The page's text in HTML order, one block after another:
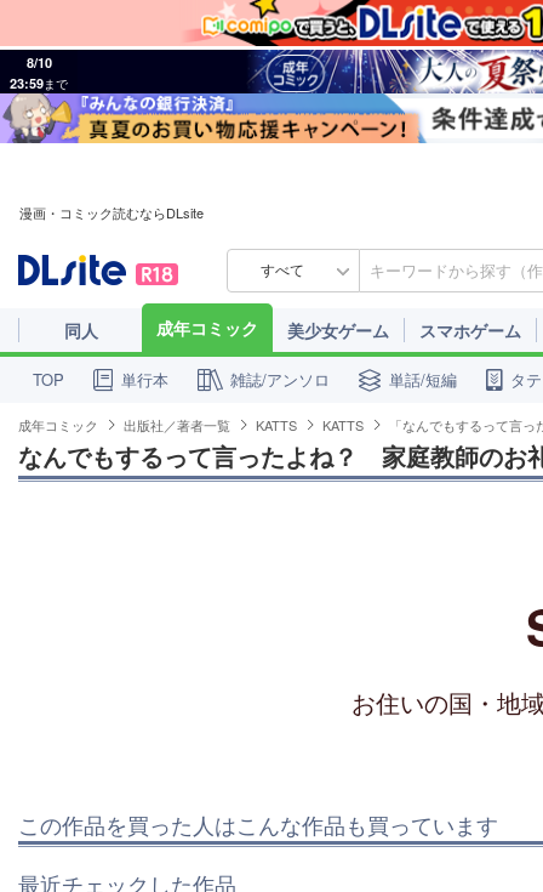
8/10
23:59まで
漫画・コミック読むならDLsite
すべて
同人 成年コミック 美少女ゲーム スマホゲーム
TOP 単行本 雑誌/アンソロ 単話/短編 タ
成年コミック 出版社／著者一覧 KATTS KATTS 「なんでもするって言
なんでもするって言ったよね？　家庭教師のお
お住いの国・地
この作品を買った人はこんな作品も買っています
最近チェックした作品